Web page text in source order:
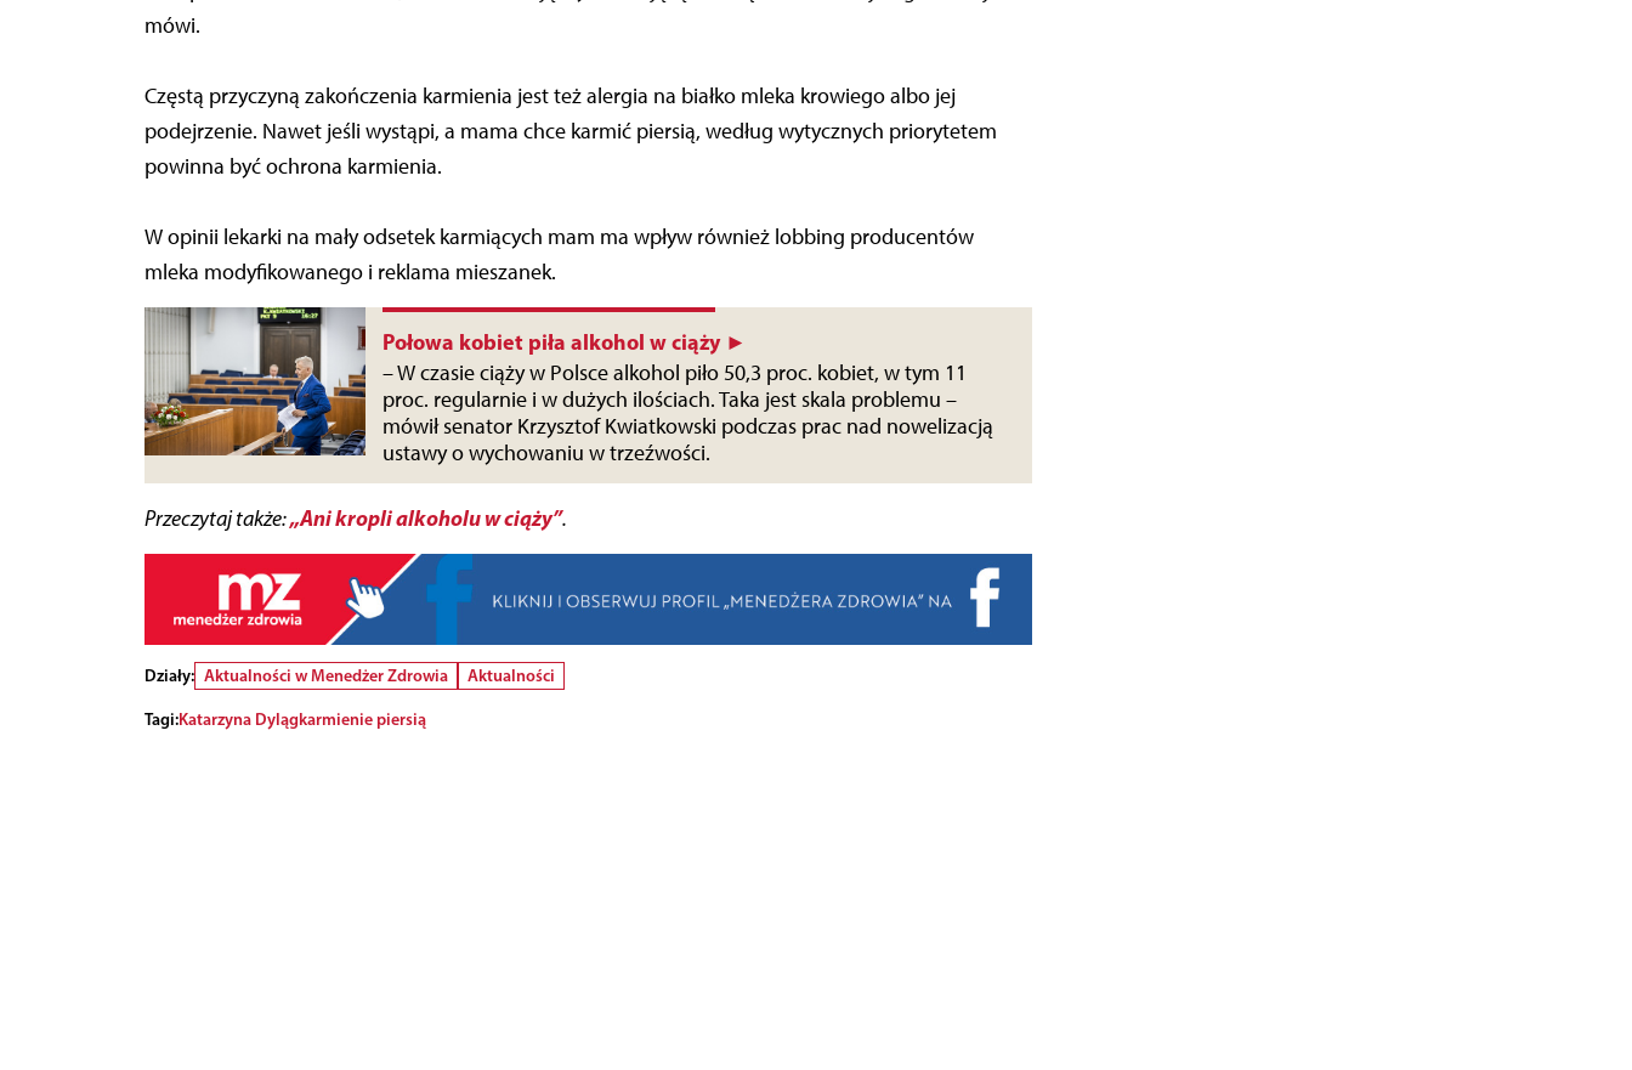
mówi.
Częstą przyczyną zakończenia karmienia jest też alergia na białko mleka krowiego albo jej
podejrzenie. Nawet jeśli wystąpi, a mama chce karmić piersią, według wytycznych priorytetem
powinna być ochrona karmienia.
W opinii lekarki na mały odsetek karmiących mam ma wpływ również lobbing producentów
mleka modyfikowanego i reklama mieszanek.
Połowa kobiet piła alkohol w ciąży ►
– W czasie ciąży w Polsce alkohol piło 50,3 proc. kobiet, w tym 11
proc. regularnie i w dużych ilościach. Taka jest skala problemu –
mówił senator Krzysztof Kwiatkowski podczas prac nad nowelizacją
ustawy o wychowaniu w trzeźwości.
Przeczytaj także:„Ani kropli alkoholu w ciąży”.
Działy: Aktualności w Menedżer Zdrowia
Aktualności
Tagi:Katarzyna Dylągkarmienie piersią